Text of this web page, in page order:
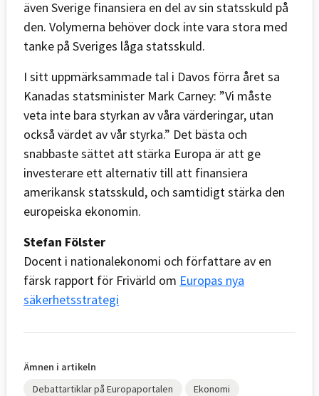
även Sverige finansiera en del av sin statsskuld på
den. Volymerna behöver dock inte vara stora med
tanke på Sveriges låga statsskuld.
I sitt uppmärksammade tal i Davos förra året sa
Kanadas statsminister Mark Carney: ”Vi måste
veta inte bara styrkan av våra värderingar, utan
också värdet av vår styrka.” Det bästa och
snabbaste sättet att stärka Europa är att ge
investerare ett alternativ till att finansiera
amerikansk statsskuld, och samtidigt stärka den
europeiska ekonomin.
Stefan Fölster
Docent i nationalekonomi och författare av en
färsk rapport för Frivärld om Europas nya
säkerhetsstrategi
Ämnen i artikeln
Debattartiklar på Europaportalen
Ekonomi